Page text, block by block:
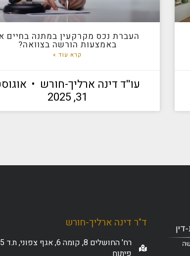
העברת נכס מקרקעין במתנה בחיים
באמצעות הורשה בצוואה?
קרא עוד »
עו''ד דינה ארליך-חורש
31, 2025
ד"ר דינה ארליך-חורש
פיתוח